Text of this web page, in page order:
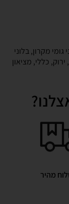
גומי מקרון,בלוני
, ירוק, כללי, מציאון
מהיר